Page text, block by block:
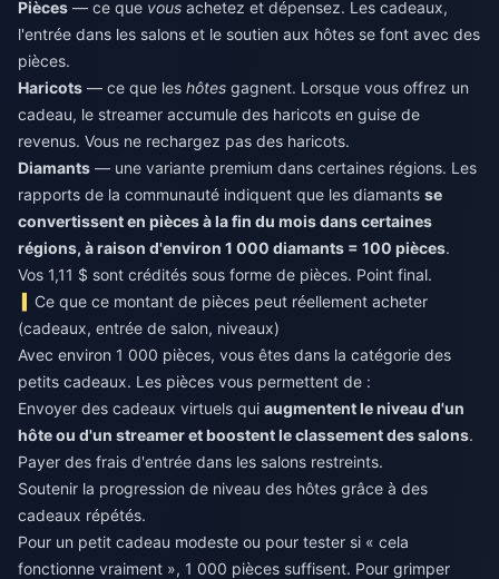
Pièces — ce que vous achetez et dépensez. Les cadeaux,
l'entrée dans les salons et le soutien aux hôtes se font avec des
pièces.
Haricots — ce que les hôtes gagnent. Lorsque vous offrez un
cadeau, le streamer accumule des haricots en guise de
revenus. Vous ne rechargez pas des haricots.
Diamants — une variante premium dans certaines régions. Les
rapports de la communauté indiquent que les diamants se
convertissent en pièces à la fin du mois dans certaines
régions, à raison d'environ 1 000 diamants = 100 pièces.
Vos 1,11 $ sont crédités sous forme de pièces. Point final.
Ce que ce montant de pièces peut réellement acheter
(cadeaux, entrée de salon, niveaux)
Avec environ 1 000 pièces, vous êtes dans la catégorie des
petits cadeaux. Les pièces vous permettent de :
Envoyer des cadeaux virtuels qui augmentent le niveau d'un
hôte ou d'un streamer et boostent le classement des salons.
Payer des frais d'entrée dans les salons restreints.
Soutenir la progression de niveau des hôtes grâce à des
cadeaux répétés.
Pour un petit cadeau modeste ou pour tester si « cela
fonctionne vraiment », 1 000 pièces suffisent. Pour grimper